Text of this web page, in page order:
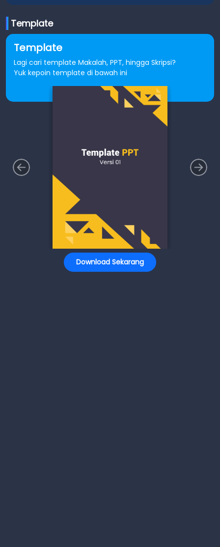
Template
Template
Lagi cari template Makalah, PPT, hingga Skripsi?
Yuk kepoin template di bawah ini
Download Sekarang